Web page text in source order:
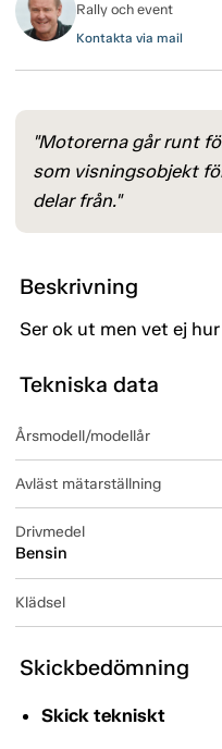
Rally och event
Kontakta via mail
"Motorerna går runt
som visningsobjekt
delar från."
Beskrivning
Ser ok ut men vet ej
Tekniska data
Årsmodell/modellår
Avläst mätarställning
Drivmedel
Bensin
Klädsel
Skickbedömning
Skick tekniskt